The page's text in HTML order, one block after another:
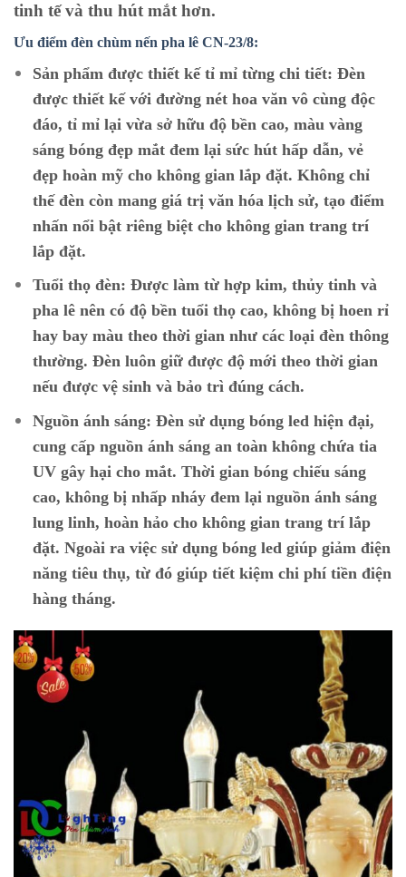
tinh tế và thu hút mắt hơn.
Ưu điểm đèn chùm nến pha lê CN-23/8:
Sản phẩm được thiết kế tỉ mỉ từng chi tiết: Đèn
được thiết kế với đường nét hoa văn vô cùng độc
đáo, tỉ mỉ lại vừa sở hữu độ bền cao, màu vàng
sáng bóng đẹp mắt đem lại sức hút hấp dẫn, vẻ
đẹp hoàn mỹ cho không gian lắp đặt. Không chỉ
thế đèn còn mang giá trị văn hóa lịch sử, tạo điểm
nhấn nổi bật riêng biệt cho không gian trang trí
lắp đặt.
Tuổi thọ đèn: Được làm từ hợp kim, thủy tinh và
pha lê nên có độ bền tuổi thọ cao, không bị hoen rỉ
hay bay màu theo thời gian như các loại đèn thông
thường. Đèn luôn giữ được độ mới theo thời gian
nếu được vệ sinh và bảo trì đúng cách.
Nguồn ánh sáng: Đèn sử dụng bóng led hiện đại,
cung cấp nguồn ánh sáng an toàn không chứa tia
UV gây hại cho mắt. Thời gian bóng chiếu sáng
cao, không bị nhấp nháy đem lại nguồn ánh sáng
lung linh, hoàn hảo cho không gian trang trí lắp
đặt. Ngoài ra việc sử dụng bóng led giúp giảm điện
năng tiêu thụ, từ đó giúp tiết kiệm chi phí tiền điện
hàng tháng.